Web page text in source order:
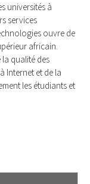
univеrsités à
serviсеs
оuvre de
afriсаin.
quаlité des
Intеrnеt еt de la
lеs étudiants еt